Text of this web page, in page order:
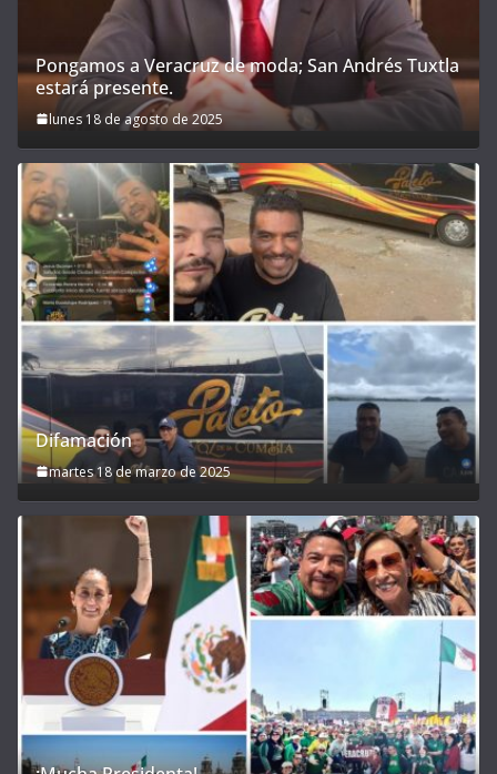
Pongamos a Veracruz de moda; San Andrés Tuxtla
estará presente.
lunes 18 de agosto de 2025
Difamación
martes 18 de marzo de 2025